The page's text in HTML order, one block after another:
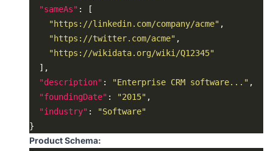
"sameAs"
"https://linkedin.com/company/acme"
"https://twitter.com/acme"
"https://wikidata.org/wiki/Q12345"
"description" : "Enterprise CRM software..."
"foundingDate" : "2015"
"industry" :
"Software"
Product Schema: